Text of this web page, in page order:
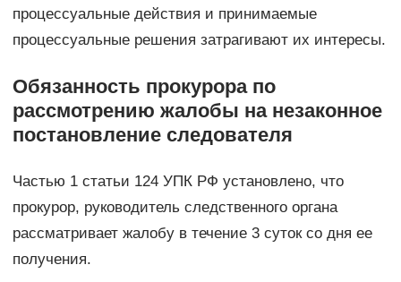
процессуальные действия и принимаемые
процессуальные решения затрагивают их интересы.
Обязанность прокурора по
рассмотрению жалобы на незаконное
постановление следователя
Частью 1 статьи 124 УПК РФ установлено, что
прокурор, руководитель следственного органа
рассматривает жалобу в течение 3 суток со дня ее
получения.